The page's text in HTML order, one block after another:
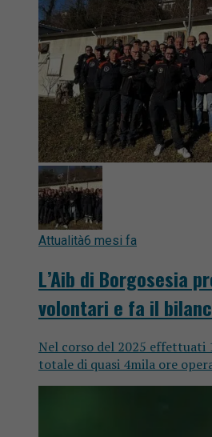
Attualità6 mesi fa
L’Aib di Borgosesia
volontari e fa il
Nel corso del 2025
totale di quasi 4mila ore